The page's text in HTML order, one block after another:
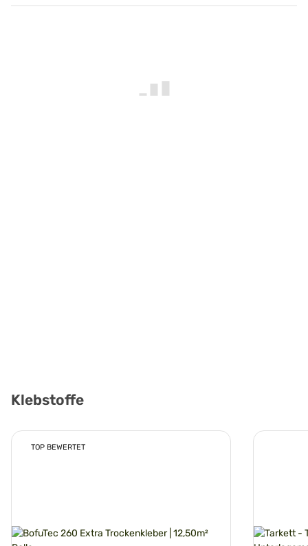
Klebstoffe
TOP BEWERTET